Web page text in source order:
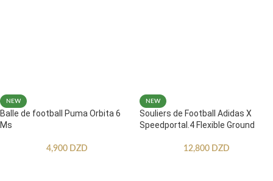
NEW
Balle de football Puma Orbita 6
Ms
4,900 DZD
NEW
Souliers de Football Adidas X
Speedportal.4 Flexible Ground
12,800 DZD